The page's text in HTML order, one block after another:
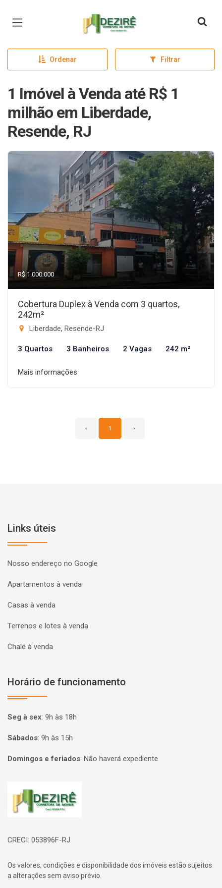
Página inicial
Ordenar Filtrar
1 Imóvel à Venda até R$ 1
milhão em Liberdade,
Resende, RJ
R$ 1.000.000
Cobertura Duplex à Venda com 3 quartos,
242m²
Liberdade, Resende-RJ
3 Quartos 3 Banheiros 2 Vagas 242 m²
Mais informações
‹ 1 ›
Links úteis
Nosso endereço no Google
Apartamentos à venda
Casas à venda
Terrenos e lotes à venda
Chalé à venda
Horário de funcionamento
Seg à sex: 9h às 18h
Sábados: 9h às 15h
Domingos e feriados: Não haverá expediente
Página inicial
CRECI: 053896F-RJ
Os valores, condições e disponibilidade dos imóveis estão sujeitos
a alterações sem aviso prévio.